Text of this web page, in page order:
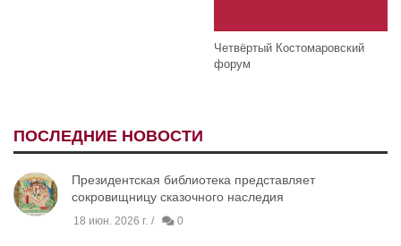
Четвёртый Костомаровский
форум
ПОСЛЕДНИЕ НОВОСТИ
Президентская библиотека представляет
сокровищницу сказочного наследия
18 июн. 2026 г. 0